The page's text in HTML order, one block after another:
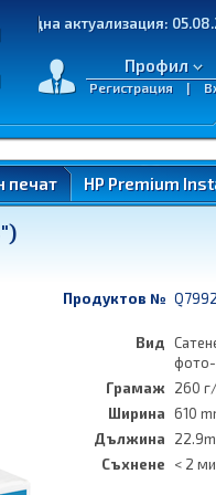
05.08.2026 |
Профил
Регистрация|
печат HP Premium
Продуктов №
Вид
фото-
Грамаж
260
Ширина 610
Дължина
22.9m
Съхнене
< 2